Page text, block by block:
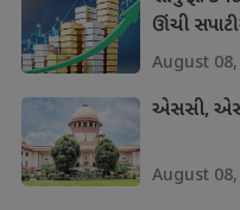
ઊંચી
August
એસસી,
August